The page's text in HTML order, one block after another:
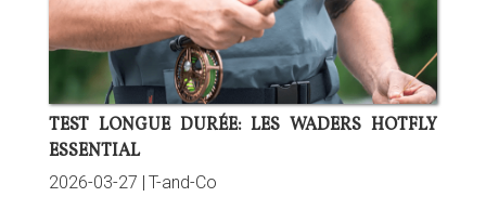
TEST LONGUE DURÉE: LES WADERS HOTFLY
ESSENTIAL
2026-03-27 | T-and-Co